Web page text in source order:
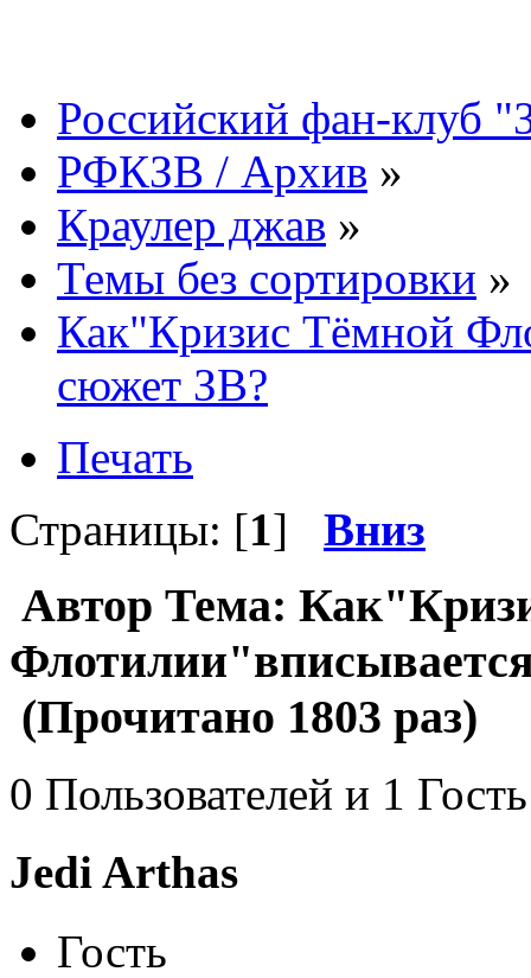
Российский фан-клуб
РФКЗВ / Архив »
Краулер джав »
Темы без сортировки »
Как"Кризис Тёмной
сюжет ЗВ?
Печать
Страницы: [1] Вниз
Автор Тема:
(Прочитано 1803 раз)
0 Пользователей и 1
Jedi Arthas
Гость